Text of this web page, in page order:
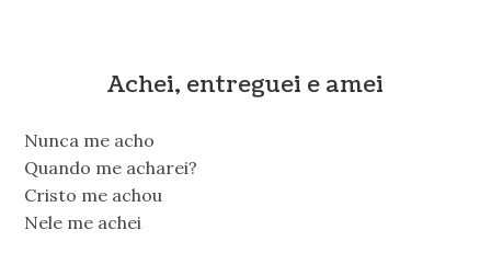
Achei, entreguei e amei
Nunca me acho
Quando me acharei?
Cristo me achou
Nele me achei